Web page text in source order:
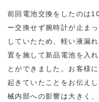
前回電池交換をしたのは
ー交換せず腕時計が止ま
していたため、軽い液漏
置を施して新品電池を入
とができました。お客様
起きていたことをお伝え
械内部への影響は大きく